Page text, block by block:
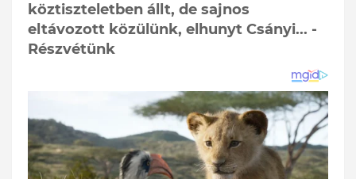
köztiszteletben állt, de sajnos
eltávozott közülünk, elhunyt Csányi... -
Részvétünk